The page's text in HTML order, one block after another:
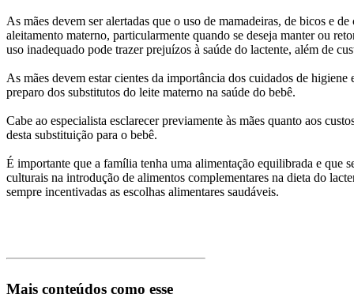
As mães devem ser alertadas que o uso de mamadeiras, de bicos e
aleitamento materno, particularmente quando se deseja manter ou
uso inadequado pode trazer prejuízos à saúde do lactente, além de
As mães devem estar cientes da importância dos cuidados de
preparo dos substitutos do leite materno na saúde do bebê.
Cabe ao especialista esclarecer previamente às mães quanto aos
desta substituição para o bebê.
É importante que a família tenha uma alimentação equilibrada e que
culturais na introdução de alimentos complementares na dieta do
sempre incentivadas as escolhas alimentares saudáveis.
Mais conteúdos como esse